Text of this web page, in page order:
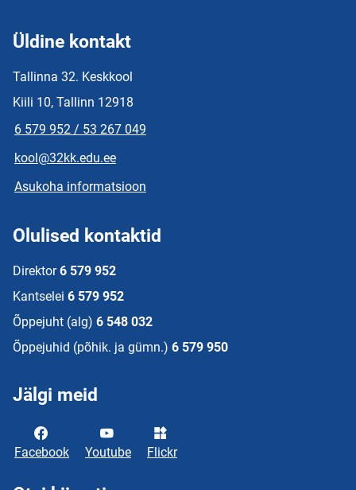
Üldine kontakt
Tallinna 32. Keskkool
Kiili 10, Tallinn 12918
6 579 952 / 53 267 049
kool@32kk.edu.ee
Asukoha informatsioon
Olulised kontaktid
Direktor 6 579 952
Kantselei 6 579 952
Õppejuht (alg) 6 548 032
Õppejuhid (põhik. ja gümn.) 6 579 950
Jälgi meid
Facebook Youtube Flickr